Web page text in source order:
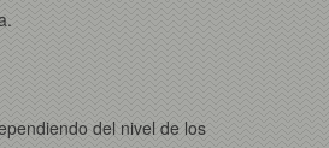
del nivel de los